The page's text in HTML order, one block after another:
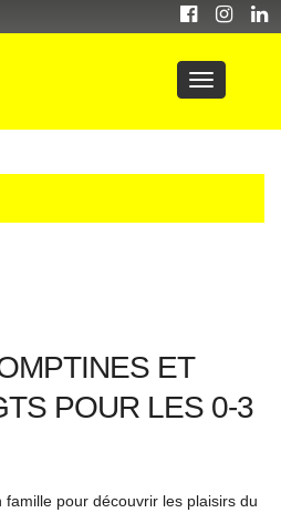
ET
POUR LES 0-3
pour découvrir les plaisirs du